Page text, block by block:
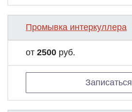
Промывка интеркуллера
от 2500 руб.
Записаться